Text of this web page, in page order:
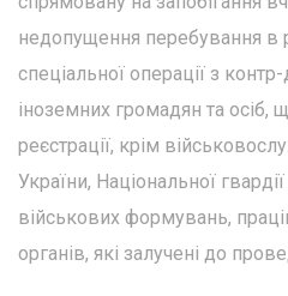
недопущення перебування в
спеціальної операції з
іноземних громадян та осіб,
реєстрації, крім
України, Національної
військових формувань,
органів, які залучені до